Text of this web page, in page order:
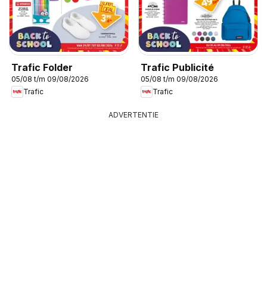
Trafic Folder
05/08 t/m 09/08/2026
Trafic
Trafic Publicité
05/08 t/m 09/08/2026
Trafic
ADVERTENTIE